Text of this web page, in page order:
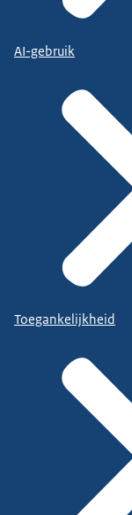
AI-gebruik
Toegankelijkheid